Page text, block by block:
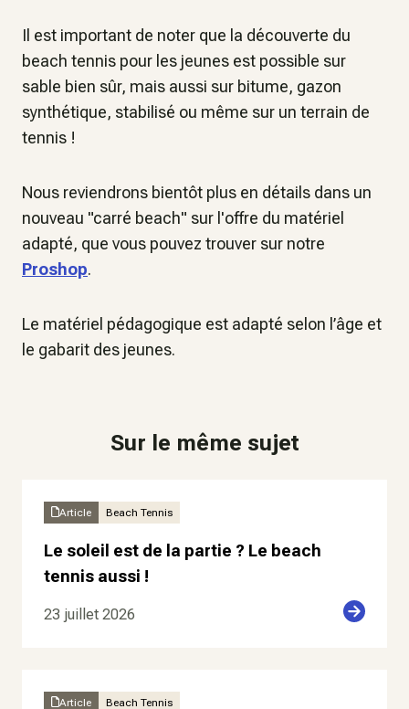
Il est important de noter que la découverte du
beach tennis pour les jeunes est possible sur
sable bien sûr, mais aussi sur bitume, gazon
synthétique, stabilisé ou même sur un terrain de
tennis !
Nous reviendrons bientôt plus en détails dans un
nouveau "carré beach" sur l'offre du matériel
adapté, que vous pouvez trouver sur notre
Proshop.
Le matériel pédagogique est adapté selon l’âge et
le gabarit des jeunes.
Sur le même sujet
Article Beach Tennis
Le soleil est de la partie ? Le beach
tennis aussi !
23 juillet 2026
Article Beach Tennis